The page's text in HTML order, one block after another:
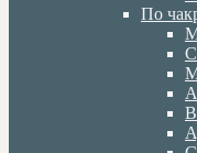
По